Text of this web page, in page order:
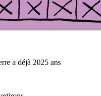
a déjà 2025 ans